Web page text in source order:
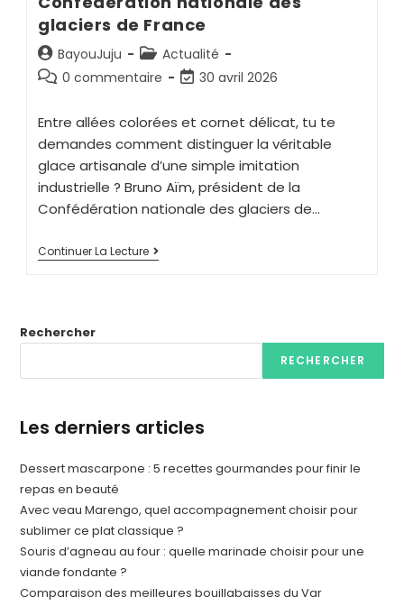
glaciers de France
BayouJuju
Actualité
0 commentaire
30 avril 2026
Entre allées colorées et cornet délicat, tu te
demandes comment distinguer la véritable
glace artisanale d’une simple imitation
industrielle ? Bruno Aïm, président de la
Confédération nationale des glaciers de…
Continuer La Lecture
Rechercher
RECHERCHER
Les derniers articles
Dessert mascarpone : 5 recettes gourmandes pour finir le
repas en beauté
Avec veau Marengo, quel accompagnement choisir pour
sublimer ce plat classique ?
Souris d’agneau au four : quelle marinade choisir pour une
viande fondante ?
Comparaison des meilleures bouillabaisses du Var